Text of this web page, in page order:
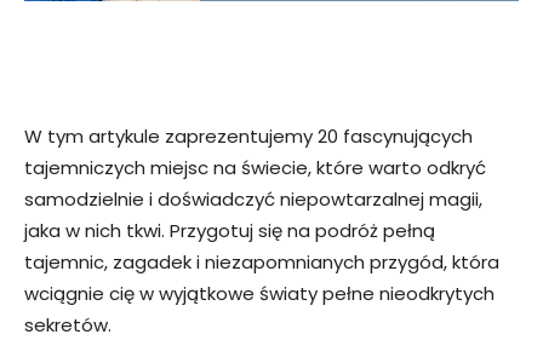
W tym artykule zaprezentujemy 20 fascynujących
tajemniczych miejsc na świecie, które warto odkryć
samodzielnie i doświadczyć niepowtarzalnej magii,
jaka w nich tkwi. Przygotuj się na podróż pełną
tajemnic, zagadek i niezapomnianych przygód, która
wciągnie cię w wyjątkowe światy pełne nieodkrytych
sekretów.